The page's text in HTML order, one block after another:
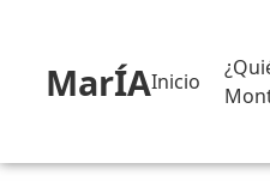
MarÍAInicio